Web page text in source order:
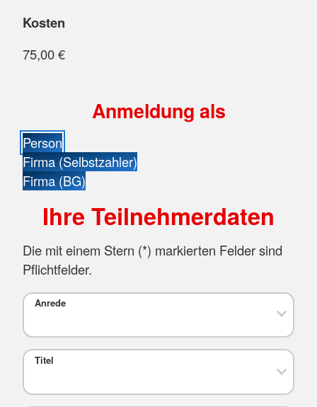
Kosten
75,00 €
Anmeldung als
Person
Firma (Selbstzahler)
Firma (BG)
Ihre Teilnehmerdaten
Die mit einem Stern (*) markierten Felder sind
Pflichtfelder.
Anrede
Titel